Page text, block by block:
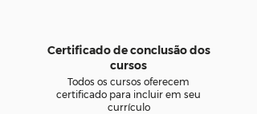
Certificado de conclusão dos
cursos
Todos os cursos oferecem
certificado para incluir em seu
currículo